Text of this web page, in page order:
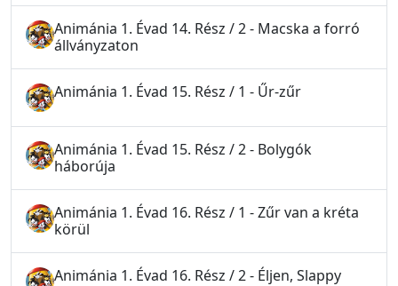
Animánia 1. Évad 14. Rész / 2 - Macska a forró
állványzaton
Animánia 1. Évad 15. Rész / 1 - Űr-zűr
Animánia 1. Évad 15. Rész / 2 - Bolygók
háborúja
Animánia 1. Évad 16. Rész / 1 - Zűr van a kréta
körül
Animánia 1. Évad 16. Rész / 2 - Éljen, Slappy